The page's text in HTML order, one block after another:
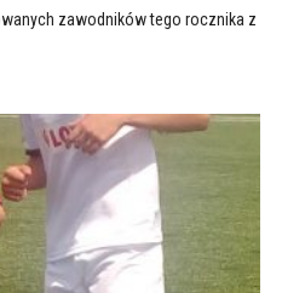
zawodników tego rocznika z